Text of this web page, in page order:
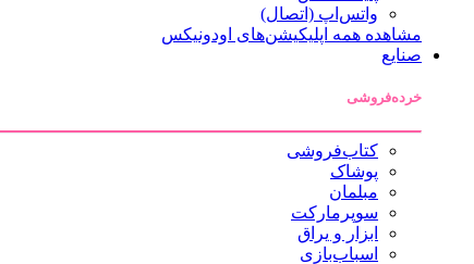
واتس‌اپ (اتصال)
مشاهده همه اپلیکیشن‌های اودونیکس
صنایع
خرده‌فروشی
کتاب‌فروشی
پوشاک
مبلمان
سوپرمارکت
ابزار و یراق
اسباب‌بازی